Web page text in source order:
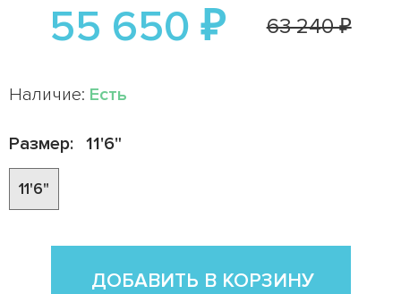
55 650 ₽ 63 240 ₽
Наличие: Есть
Размер: 11'6"
11'6"
ДОБАВИТЬ В КОРЗИНУ